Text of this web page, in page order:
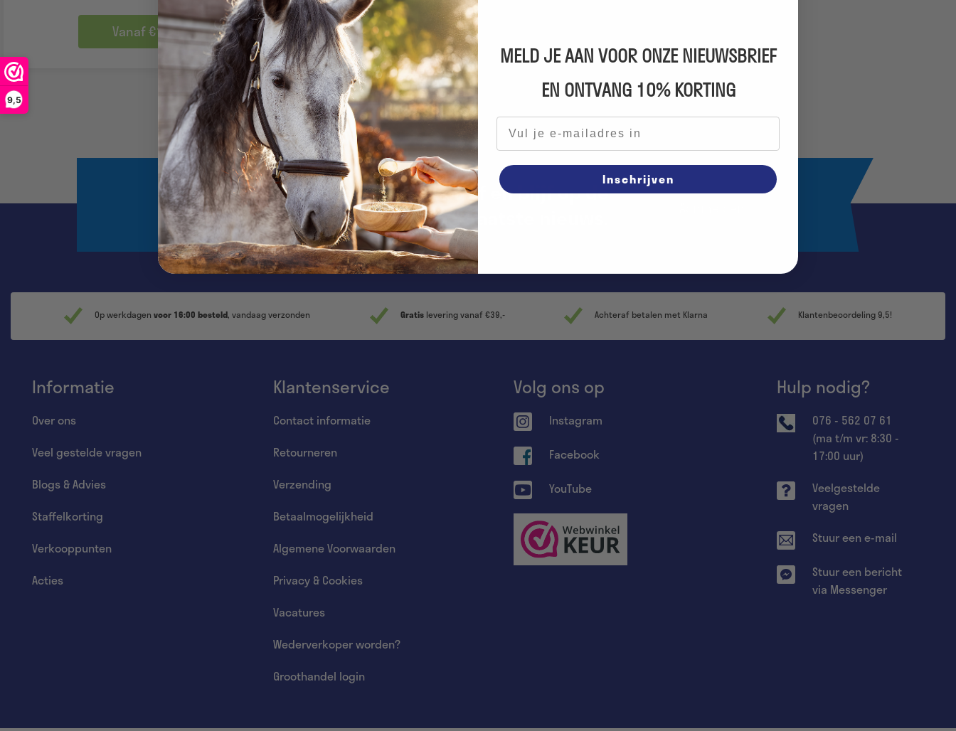
9,5
Vanaf €15.95
Meld je aan voor onze nieuwsbrief en blijf op de
hoogte van acties en het laatste nieuws.
Op werkdagen voor 16:00 besteld, vandaag verzonden Gratislevering vanaf €39,- Achteraf betalen met Klarna Klantenbeoordeling 9,5!
Informatie
Over ons
Veel gestelde vragen
Blogs & Advies
Staffelkorting
Verkooppunten
Acties
Klantenservice
Contact informatie
Retourneren
Verzending
Betaalmogelijkheid
Algemene Voorwaarden
Privacy & Cookies
Vacatures
Wederverkoper worden?
Groothandel login
Volg ons op
Instagram
Facebook
YouTube
Hulp nodig?
076 - 562 07 61
(ma t/m vr: 8:30 -
17:00 uur)
Veelgestelde
vragen
Stuur een e-mail
Stuur een bericht
via Messenger
MELD JE AAN VOOR ONZE NIEUWSBRIEF
EN ONTVANG 10% KORTING
E-mailadres
Inschrijven